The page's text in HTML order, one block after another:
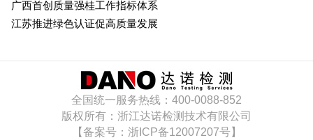
CCC认证
广西首创质量强桂工作指标体系
江苏推进绿色认证促高质量发展
全国统一服务热线：400-0088-852
版权所有：浙江达诺检测技术有限公司
【备案号：浙ICP备12007207号】